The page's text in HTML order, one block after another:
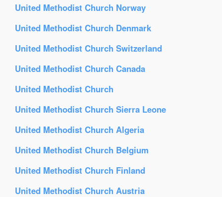
United Methodist Church Norway
United Methodist Church Denmark
United Methodist Church Switzerland
United Methodist Church Canada
United Methodist Church
United Methodist Church Sierra Leone
United Methodist Church Algeria
United Methodist Church Belgium
United Methodist Church Finland
United Methodist Church Austria